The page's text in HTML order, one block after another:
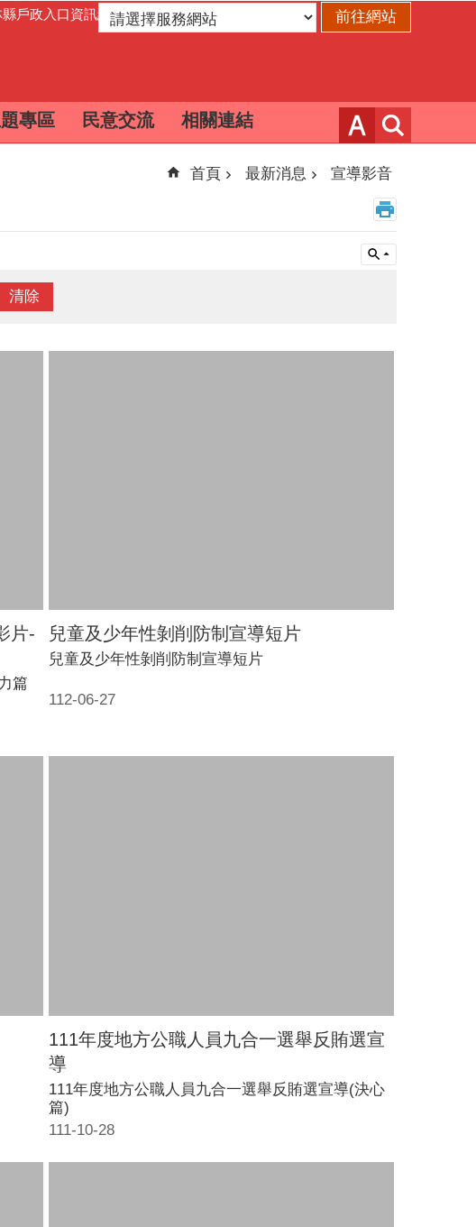
縣戶政入口資訊網
專區 民意交流 相關連結
首頁 最新消息 宣導影音
片-
篇
兒童及少年性剝削防制宣導短片
112-06-27
兒童及少年性剝削防制宣導短片
111年度地方公職人員九合一選舉反賄選宣
導
111-10-28
111年度地方公職人員九合一選舉反賄選宣導(決心
篇)